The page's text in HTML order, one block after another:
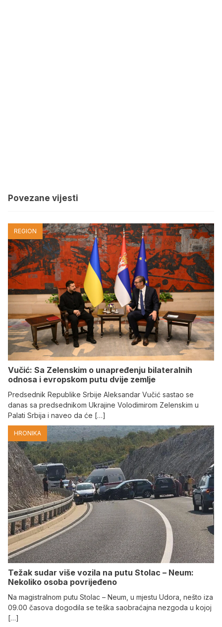
Povezane vijesti
REGION
Vučić: Sa Zelenskim o unapređenju bilateralnih
odnosa i evropskom putu dvije zemlje
Predsednik Republike Srbije Aleksandar Vučić sastao se
danas sa predsednikom Ukrajine Volodimirom Zelenskim u
Palati Srbija i naveo da će […]
HRONIKA
Težak sudar više vozila na putu Stolac – Neum:
Nekoliko osoba povrijeđeno
Na magistralnom putu Stolac – Neum, u mjestu Udora, nešto iza
09.00 časova dogodila se teška saobraćajna nezgoda u kojoj
[…]